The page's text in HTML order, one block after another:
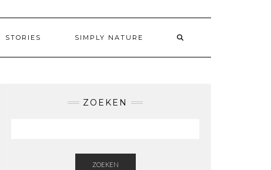
STORIES SIMPLY NATURE
ZOEKEN
ZOEKEN